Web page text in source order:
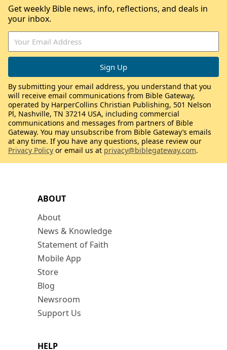
ABOUT
About
News & Knowledge
Statement of Faith
Mobile App
Store
Blog
Newsroom
Support Us
HELP
Get weekly Bible news, info, reflections, and deals in
your inbox.
By submitting your email address, you understand that you
will receive email communications from Bible Gateway,
operated by HarperCollins Christian Publishing, 501 Nelson
Pl, Nashville, TN 37214 USA, including commercial
communications and messages from partners of Bible
Gateway. You may unsubscribe from Bible Gateway’s emails
at any time. If you have any questions, please review our
Privacy Policy or email us at privacy@biblegateway.com.